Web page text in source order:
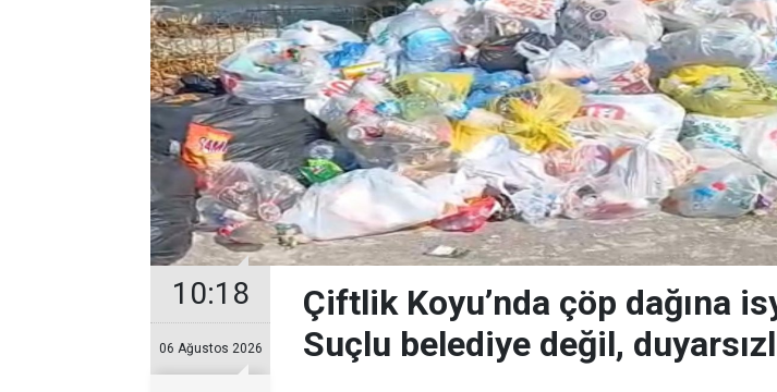
10:18
06 Ağustos 2026
Çiftlik Koyu’nda çöp dağına
Suçlu belediye değil,